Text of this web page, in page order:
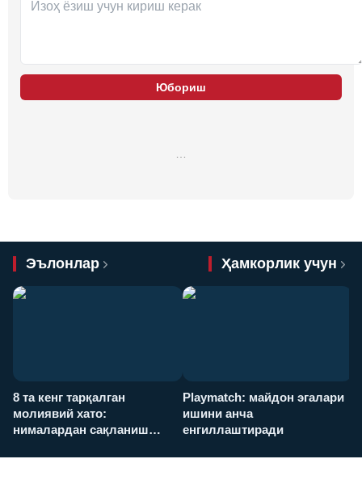
Юбориш
Эълонлар Ҳамкорлик учун
8 та кенг тарқалган
молиявий хато:
нималардан сақланиш
Playmatch: майдон эгалари
ишини анча
енгиллаштиради